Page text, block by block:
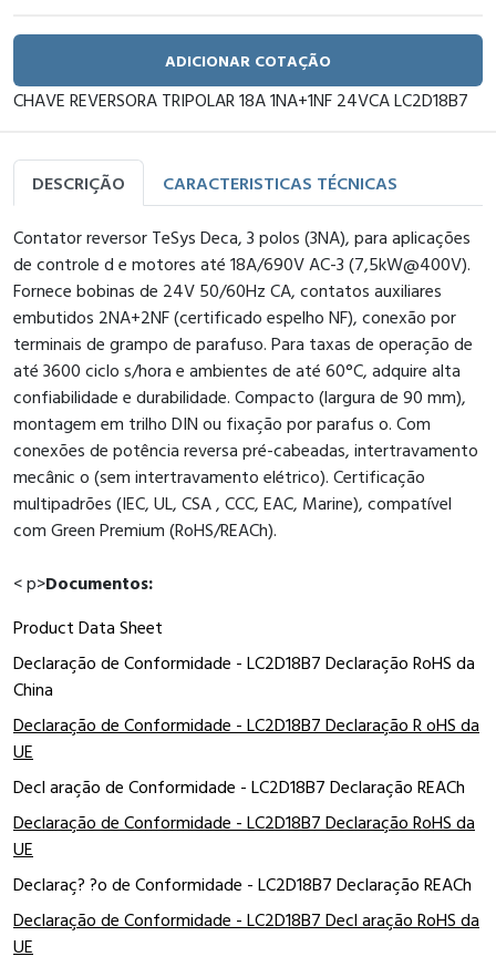
ADICIONAR COTAÇÃO
CHAVE REVERSORA TRIPOLAR 18A 1NA+1NF 24VCA LC2D18B7
DESCRIÇÃO CARACTERISTICAS TÉCNICAS
Contator reversor TeSys Deca, 3 polos (3NA), para aplicações
de controle d e motores até 18A/690V AC-3 (7,5kW@400V).
Fornece bobinas de 24V 50/60Hz CA, contatos auxiliares
embutidos 2NA+2NF (certificado espelho NF), conexão por
terminais de grampo de parafuso. Para taxas de operação de
até 3600 ciclo s/hora e ambientes de até 60°C, adquire alta
confiabilidade e durabilidade. Compacto (largura de 90 mm),
montagem em trilho DIN ou fixação por parafus o. Com
conexões de potência reversa pré-cabeadas, intertravamento
mecânic o (sem intertravamento elétrico). Certificação
multipadrões (IEC, UL, CSA , CCC, EAC, Marine), compatível
com Green Premium (RoHS/REACh).
< p>Documentos:
Product Data Sheet
Declaração de Conformidade - LC2D18B7 Declaração RoHS da
China
Declaração de Conformidade - LC2D18B7 Declaração R oHS da
UE
Decl aração de Conformidade - LC2D18B7 Declaração REACh
Declaração de Conformidade - LC2D18B7 Declaração RoHS da
UE
Declaraç? ?o de Conformidade - LC2D18B7 Declaração REACh
Declaração de Conformidade - LC2D18B7 Decl aração RoHS da
UE